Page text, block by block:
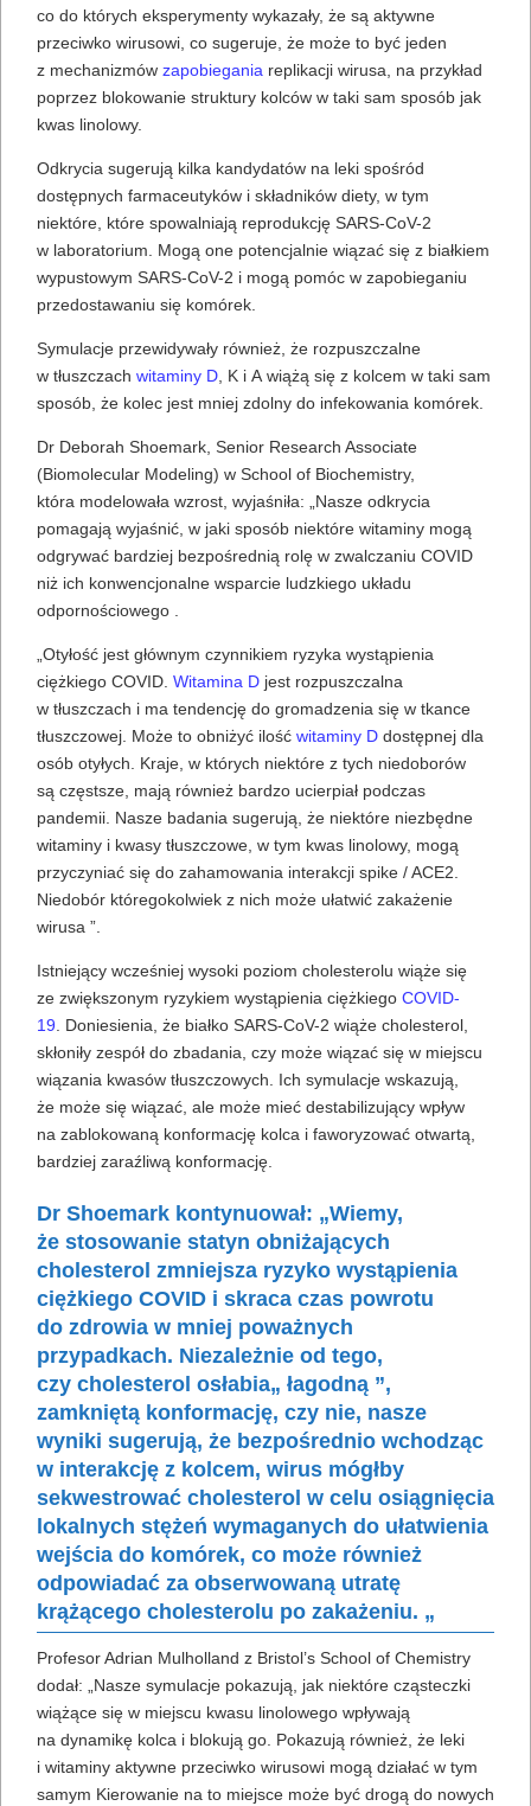
co do których eksperymenty wykazały, że są aktywne
przeciwko wirusowi, co sugeruje, że może to być jeden
z mechanizmów zapobiegania replikacji wirusa, na przykład
poprzez blokowanie struktury kolców w taki sam sposób jak
kwas linolowy.
Odkrycia sugerują kilka kandydatów na leki spośród
dostępnych farmaceutyków i składników diety, w tym
niektóre, które spowalniają reprodukcję SARS-CoV-2
w laboratorium. Mogą one potencjalnie wiązać się z białkiem
wypustowym SARS-CoV-2 i mogą pomóc w zapobieganiu
przedostawaniu się komórek.
Symulacje przewidywały również, że rozpuszczalne
w tłuszczach witaminy D, K i A wiążą się z kolcem w taki sam
sposób, że kolec jest mniej zdolny do infekowania komórek.
Dr Deborah Shoemark, Senior Research Associate
(Biomolecular Modeling) w School of Biochemistry,
która modelowała wzrost, wyjaśniła: „Nasze odkrycia
pomagają wyjaśnić, w jaki sposób niektóre witaminy mogą
odgrywać bardziej bezpośrednią rolę w zwalczaniu COVID
niż ich konwencjonalne wsparcie ludzkiego układu
odpornościowego .
„Otyłość jest głównym czynnikiem ryzyka wystąpienia
ciężkiego COVID. Witamina D jest rozpuszczalna
w tłuszczach i ma tendencję do gromadzenia się w tkance
tłuszczowej. Może to obniżyć ilość witaminy D dostępnej dla
osób otyłych. Kraje, w których niektóre z tych niedoborów
są częstsze, mają również bardzo ucierpiał podczas
pandemii. Nasze badania sugerują, że niektóre niezbędne
witaminy i kwasy tłuszczowe, w tym kwas linolowy, mogą
przyczyniać się do zahamowania interakcji spike / ACE2.
Niedobór któregokolwiek z nich może ułatwić zakażenie
wirusa ”.
Istniejący wcześniej wysoki poziom cholesterolu wiąże się
ze zwiększonym ryzykiem wystąpienia ciężkiego COVID-
19. Doniesienia, że ​​białko SARS-CoV-2 wiąże cholesterol,
skłoniły zespół do zbadania, czy może wiązać się w miejscu
wiązania kwasów tłuszczowych. Ich symulacje wskazują,
że może się wiązać, ale może mieć destabilizujący wpływ
na zablokowaną konformację kolca i faworyzować otwartą,
bardziej zaraźliwą konformację.
Dr Shoemark kontynuował: „Wiemy,
że stosowanie statyn obniżających
cholesterol zmniejsza ryzyko wystąpienia
ciężkiego COVID i skraca czas powrotu
do zdrowia w mniej poważnych
przypadkach. Niezależnie od tego,
czy cholesterol osłabia„ łagodną ”,
zamkniętą konformację, czy nie, nasze
wyniki sugerują, że bezpośrednio wchodząc
w interakcję z kolcem, wirus mógłby
sekwestrować cholesterol w celu osiągnięcia
lokalnych stężeń wymaganych do ułatwienia
wejścia do komórek, co może również
odpowiadać za obserwowaną utratę
krążącego cholesterolu po zakażeniu. „
Profesor Adrian Mulholland z Bristol’s School of Chemistry
dodał: „Nasze symulacje pokazują, jak niektóre cząsteczki
wiążące się w miejscu kwasu linolowego wpływają
na dynamikę kolca i blokują go. Pokazują również, że leki
i witaminy aktywne przeciwko wirusowi mogą działać w tym
samym Kierowanie na to miejsce może być drogą do nowych